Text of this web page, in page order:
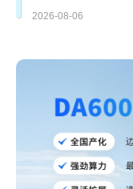
哪些坑？
2026-08-06